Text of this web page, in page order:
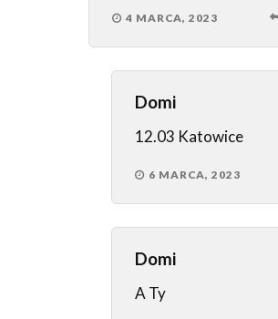
4 MARCA, 2023
Domi
12.03 Katowice
6 MARCA, 2023
Domi
A Ty